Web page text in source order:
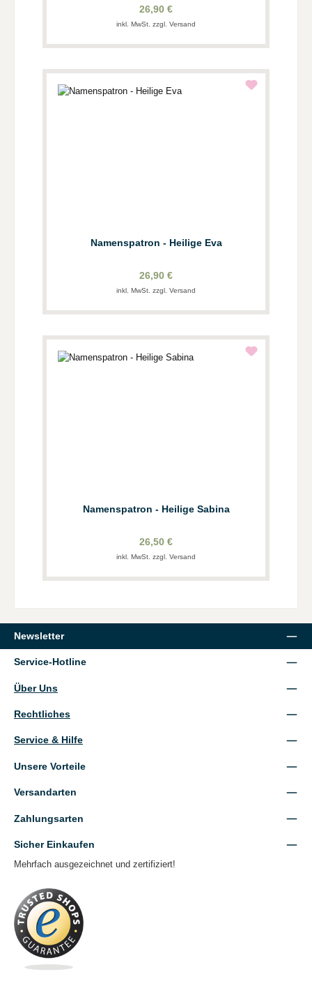
26,90 €
inkl. MwSt. zzgl. Versand
Namenspatron - Heilige Eva
26,90 €
inkl. MwSt. zzgl. Versand
Namenspatron - Heilige Sabina
26,50 €
inkl. MwSt. zzgl. Versand
Newsletter
Service-Hotline
Über Uns
Rechtliches
Service & Hilfe
Unsere Vorteile
Versandarten
Zahlungsarten
Sicher Einkaufen
Mehrfach ausgezeichnet und zertifiziert!